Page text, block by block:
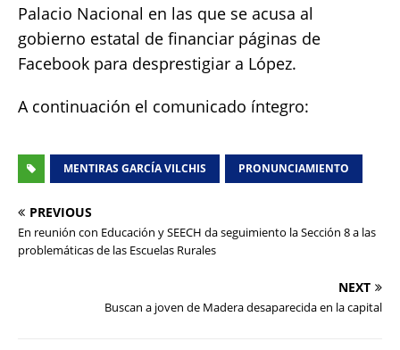
Palacio Nacional en las que se acusa al
gobierno estatal de financiar páginas de
Facebook para desprestigiar a López.
A continuación el comunicado íntegro:
MENTIRAS GARCÍA VILCHIS PRONUNCIAMIENTO
PREVIOUS
En reunión con Educación y SEECH da seguimiento la Sección 8 a las
problemáticas de las Escuelas Rurales
NEXT
Buscan a joven de Madera desaparecida en la capital